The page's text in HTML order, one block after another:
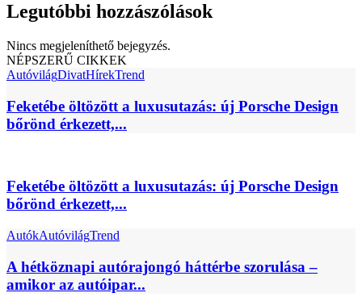
Legutóbbi hozzászólások
Nincs megjeleníthető bejegyzés.
NÉPSZERŰ CIKKEK
AutóvilágDivatHírekTrend
Feketébe öltözött a luxusutazás: új Porsche Design
bőrönd érkezett,...
Feketébe öltözött a luxusutazás: új Porsche Design
bőrönd érkezett,...
AutókAutóvilágTrend
A hétköznapi autórajongó háttérbe szorulása –
amikor az autóipar...